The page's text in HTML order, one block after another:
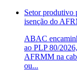
Setor produtivo
isenção do
ABAC
ao PLP 80/
AFRMM na
ou...